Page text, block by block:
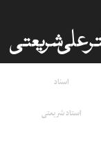
اسناد
استاد شریعتی